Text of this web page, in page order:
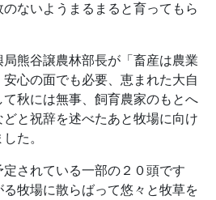
ないようまるまると育ってもら
熊谷譲農林部長が「畜産は農業
心の面でも必要、恵まれた大自
秋には無事、飼育農家のもとへ
と祝辞を述べたあと牧場に向け
た。
されている一部の２０頭です
牧場に散らばって悠々と牧草を